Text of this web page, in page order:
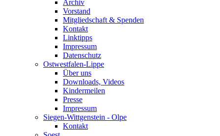
Archiv
Vorstand
Mitgliedschaft & Spenden
Kontakt
Linktipps
Impressum
Datenschutz
Ostwestfalen-Lippe
Über uns
Downloads, Videos
Kindermeilen
Presse
Impressum
Siegen-Wittgenstein - Olpe
Kontakt